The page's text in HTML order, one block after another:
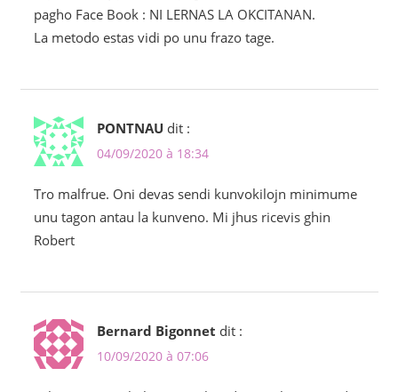
pagho Face Book : NI LERNAS LA OKCITANAN.
La metodo estas vidi po unu frazo tage.
PONTNAU dit :
04/09/2020 à 18:34
Tro malfrue. Oni devas sendi kunvokilojn minimume
unu tagon antau la kunveno. Mi jhus ricevis ghin
Robert
Bernard Bigonnet dit :
10/09/2020 à 07:06